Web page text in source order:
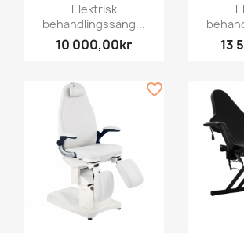
Elektrisk
behandlingssäng...
10 000,00kr 13
favorite_border